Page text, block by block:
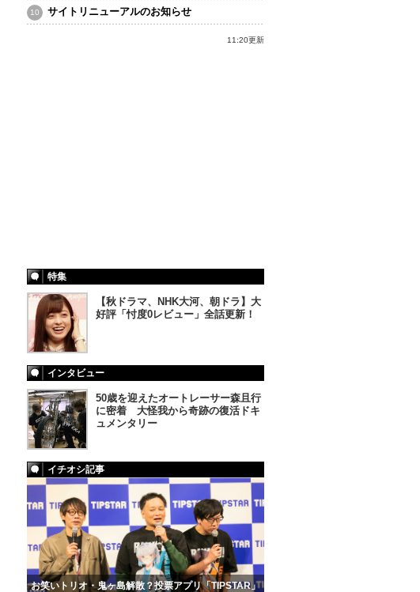
サイトリニューアルのお知らせ
11:20更新
特集
【秋ドラマ、NHK大河、朝ドラ】大
好評「忖度0レビュー」全話更新！
インタビュー
50歳を迎えたオートレーサー森且行
に密着 大怪我から奇跡の復活ドキ
ュメンタリー
イチオシ記事
お笑いトリオ・鬼ヶ島解散？投票アプリ「TIPSTAR」